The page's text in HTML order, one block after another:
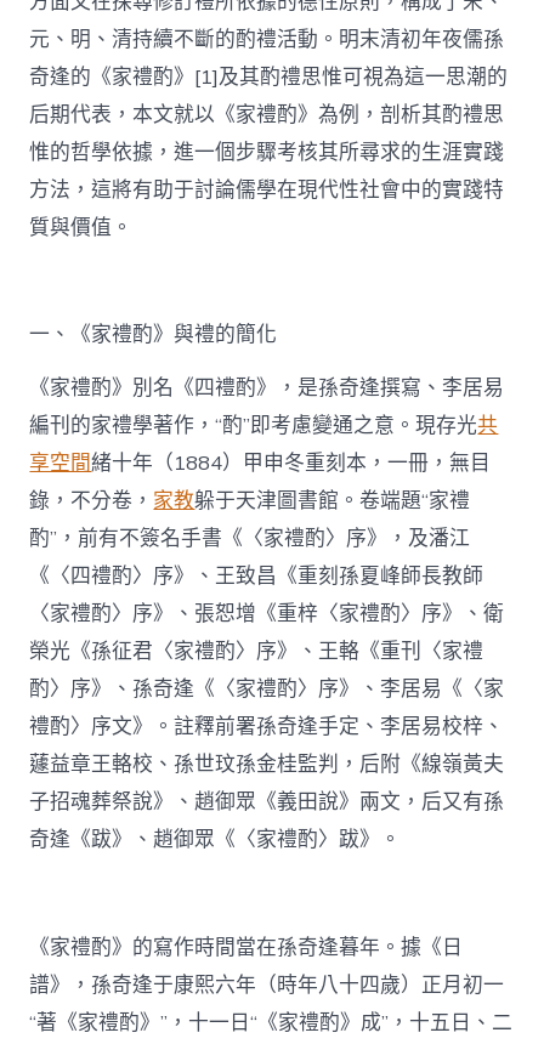
元、明、清持續不斷的酌禮活動。明末清初年夜儒孫
奇逢的《家禮酌》[1]及其酌禮思惟可視為這一思潮的
后期代表，本文就以《家禮酌》為例，剖析其酌禮思
惟的哲學依據，進一個步驟考核其所尋求的生涯實踐
方法，這將有助于討論儒學在現代性社會中的實踐特
質與價值。
一、《家禮酌》與禮的簡化
《家禮酌》別名《四禮酌》，是孫奇逢撰寫、李居易
編刊的家禮學著作，“酌”即考慮變通之意。現存光共
享空間緒十年（1884）甲申冬重刻本，一冊，無目
錄，不分卷， 家教躲于天津圖書館。卷端題“家禮
酌”，前有不簽名手書《〈家禮酌〉序》，及潘江
《〈四禮酌〉序》、王致昌《重刻孫夏峰師長教師
〈家禮酌〉序》、張恕增《重梓〈家禮酌〉序》、衛
榮光《孫征君〈家禮酌〉序》、王輅《重刊〈家禮
酌〉序》、孫奇逢《〈家禮酌〉序》、李居易《〈家
禮酌〉序文》。註釋前署孫奇逢手定、李居易校梓、
蘧益章王輅校、孫世玟孫金桂監判，后附《線嶺黃夫
子招魂葬祭說》、趙御眾《義田說》兩文，后又有孫
奇逢《跋》、趙御眾《〈家禮酌〉跋》。
《家禮酌》的寫作時間當在孫奇逢暮年。據《日
譜》，孫奇逢于康熙六年（時年八十四歲）正月初一
“著《家禮酌》”，十一日“《家禮酌》成”，十五日、二